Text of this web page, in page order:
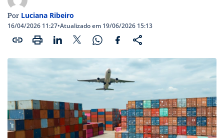
Por Luciana Ribeiro
16/04/2026 11:27•Atualizado em 19/06/2026 15:13